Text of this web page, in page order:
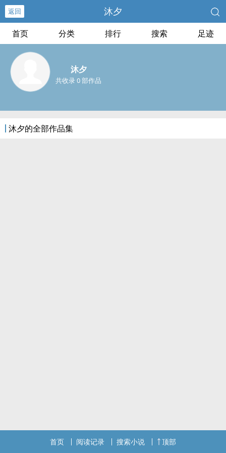
返回 沐夕
首页 分类 排行 搜索 足迹
沐夕
共收录 0 部作品
沐夕的全部作品集
首页 阅读记录 搜索小说 顶部